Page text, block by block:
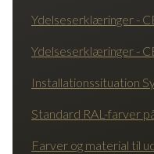
Ydelseserklæringer -
Ydelseserklæringer -
Installationssituation
Standard RAL-farver
Farver og material til